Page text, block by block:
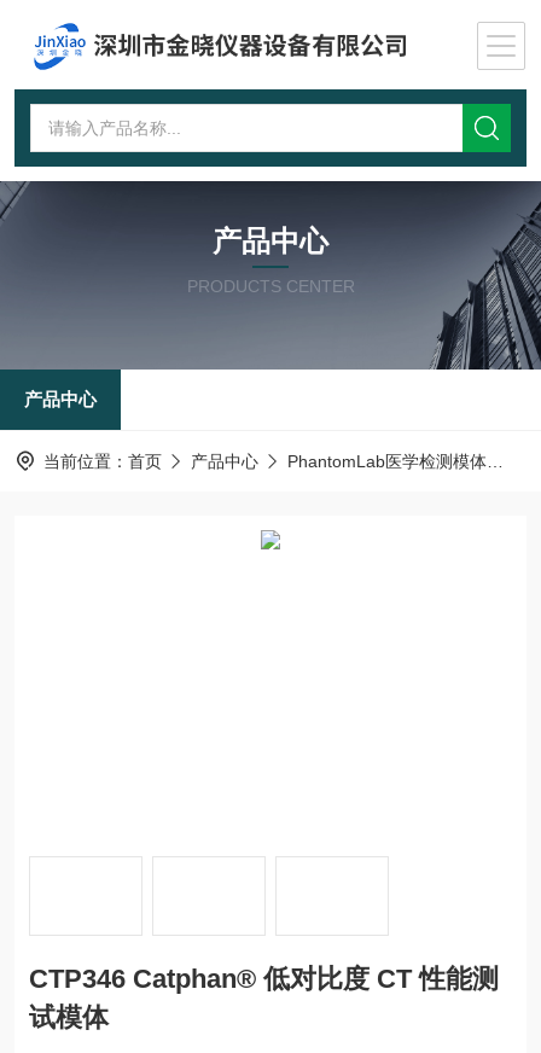
产品中心
PRODUCTS CENTER
产品中心
当前位置： 首页 产品中心 PhantomLab医学检测模体
CTP346 Catphan® 低对比度 CT 性能测
试模体